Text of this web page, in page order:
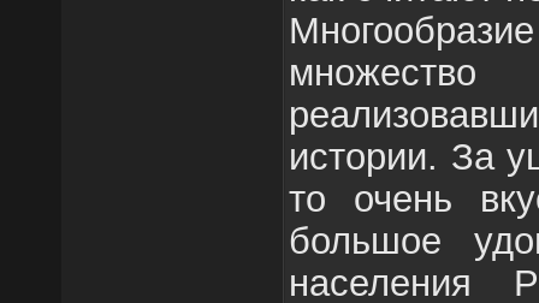
истории. За
то очень
большое
населения